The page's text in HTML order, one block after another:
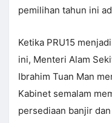
pemilihan tahun ini
Ketika PRU15
ini, Menteri Alam
Ibrahim Tuan Man
Kabinet semalam
persediaan banjir